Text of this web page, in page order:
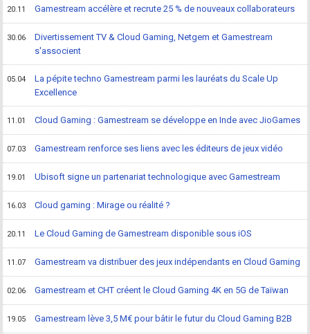
20.11 Gamestream accélère et recrute 25 % de nouveaux collaborateurs
30.06
Divertissement TV & Cloud Gaming, Netgem et Gamestream
s'associent
05.04
La pépite techno Gamestream parmi les lauréats du Scale Up
Excellence
11.01 Cloud Gaming : Gamestream se développe en Inde avec JioGames
07.03 Gamestream renforce ses liens avec les éditeurs de jeux vidéo
19.01 Ubisoft signe un partenariat technologique avec Gamestream
16.03 Cloud gaming : Mirage ou réalité ?
20.11 Le Cloud Gaming de Gamestream disponible sous iOS
11.07 Gamestream va distribuer des jeux indépendants en Cloud Gaming
02.06 Gamestream et CHT créent le Cloud Gaming 4K en 5G de Taïwan
19.05 Gamestream lève 3,5 M€ pour bâtir le futur du Cloud Gaming B2B